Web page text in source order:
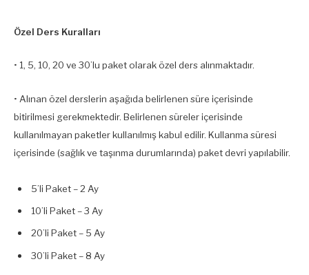
Özel Ders Kuralları
• 1, 5, 10, 20 ve 30’lu paket olarak özel ders alınmaktadır.
• Alınan özel derslerin aşağıda belirlenen süre içerisinde
bitirilmesi gerekmektedir. Belirlenen süreler içerisinde
kullanılmayan paketler kullanılmış kabul edilir. Kullanma süresi
içerisinde (sağlık ve taşınma durumlarında) paket devri yapılabilir.
5’li Paket – 2 Ay
10’li Paket – 3 Ay
20’li Paket – 5 Ay
30’li Paket – 8 Ay